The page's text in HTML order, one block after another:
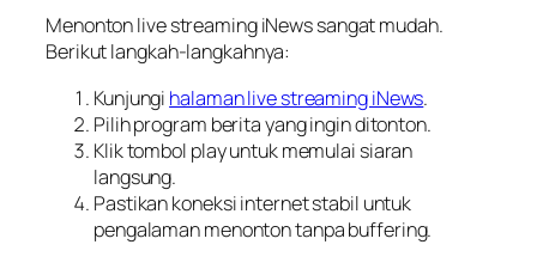
Menonton live streaming iNews sangat mudah.
Berikut langkah-langkahnya:
Kunjungi halaman live streaming iNews.
Pilih program berita yang ingin ditonton.
Klik tombol play untuk memulai siaran
langsung.
Pastikan koneksi internet stabil untuk
pengalaman menonton tanpa buffering.